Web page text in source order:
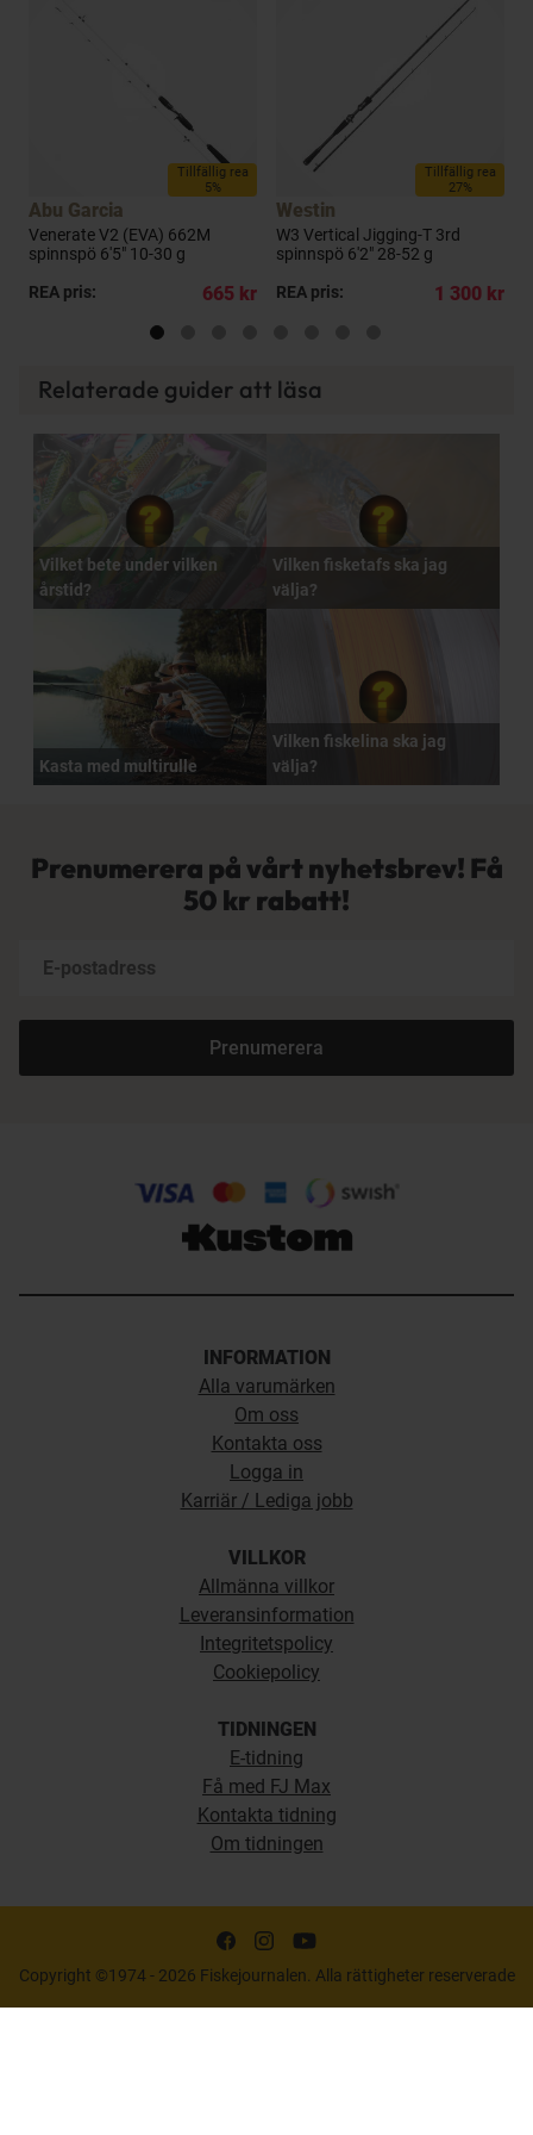
Tillfällig rea
5%
Abu Garcia
Venerate V2 (EVA) 662M
spinnspö 6'5" 10-30 g
REA pris:
665 kr
Tillfällig rea
27%
Westin
W3 Vertical Jigging-T 3rd
spinnspö 6'2" 28-52 g
REA pris:
1 300 kr
Relaterade guider att läsa
Vilket bete under vilken
årstid?
Vilken fisketafs ska jag
välja?
Kasta med multirulle
Vilken fiskelina ska jag
välja?
Prenumerera på vårt nyhetsbrev! Få
50 kr rabatt!
Prenumerera
INFORMATION
Alla varumärken
Om oss
Kontakta oss
Logga in
Karriär / Lediga jobb
VILLKOR
Allmänna villkor
Leveransinformation
Integritetspolicy
Cookiepolicy
TIDNINGEN
E-tidning
Få med FJ Max
Kontakta tidning
Om tidningen
Copyright ©1974 - 2026 Fiskejournalen. Alla rättigheter reserverade